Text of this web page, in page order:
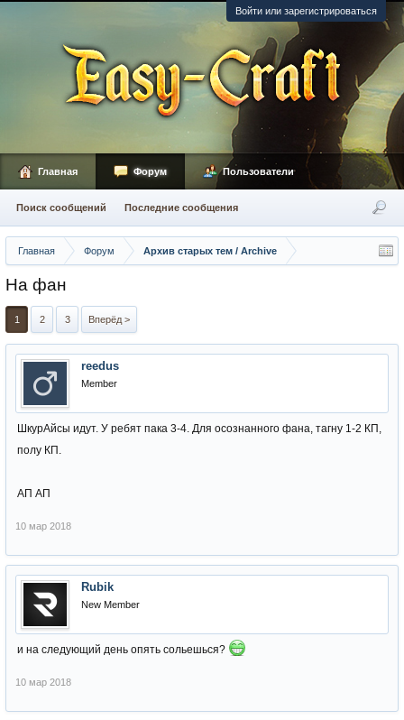
Войти или зарегистрироваться
Главная Форум Архив старых тем / Archive
На фан
1 2 3 Вперёд >
reedus
Member
ШкурАйсы идут. У ребят пака 3-4. Для осознанного фана, тагну 1-2 КП,
полу КП.
АП АП
10 мар 2018
Rubik
New Member
и на следующий день опять сольешься?
10 мар 2018
Главная Форум
Поиск сообщений Последние сообщения
Пользователи